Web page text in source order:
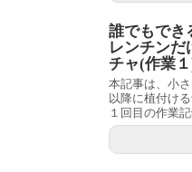
誰でもでき
レンチンだ
チャ(作業
本記事は、小
以降に植付け
１回目の作業